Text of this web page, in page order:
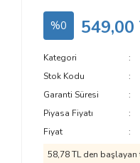
%0 549,00
Kategori
Stok Kodu
Garanti Süresi
Piyasa Fiyatı
Fiyat
58,78 TL den